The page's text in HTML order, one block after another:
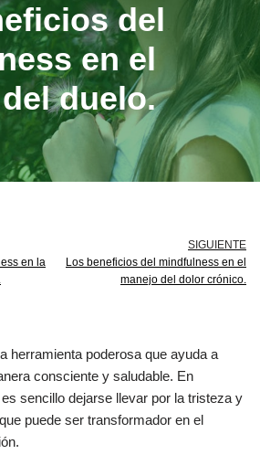
del
en el
duelo.
en la
SIGUIENTE
Los beneficios del mindfulness en el
manejo del dolor crónico.
herramienta poderosa que ayuda a
consciente y saludable. En
sencillo dejarse llevar por la tristeza y
puede ser transformador en el